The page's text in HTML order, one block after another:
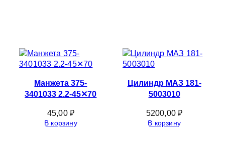
Манжета 375-
3401033 2.2-45✕70
45,00 ₽
В корзину
Цилиндр МАЗ 181-
5003010
5200,00₽
В корзину